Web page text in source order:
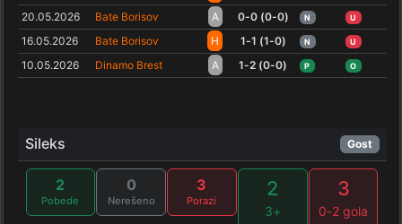
20.05.2026 Bate Borisov A 0-0 (0-0) N U
16.05.2026 Bate Borisov H 1-1 (1-0) N U
10.05.2026 Dinamo Brest A 1-2 (0-0) P O
Sileks Gost
2
Pobede
0
Nerešeno
3
Porazi
2
3+
3
0-2 gola